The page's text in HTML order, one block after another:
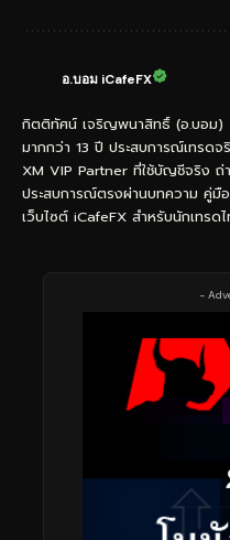
อ.บอม iCafeFX
กิตติทัศน์ เจริญพนาสิทธิ์ (อ.บอม)
มากกว่า 13 ปี ประสบการณ์เทรด
XM VIP Partner ที่ใช้บัญชีจริง ถ่
ประสบการณ์ตรงผ่านบทความ คู่
เว็บไซต์ iCafeFX สำหรับนักเทรด
-